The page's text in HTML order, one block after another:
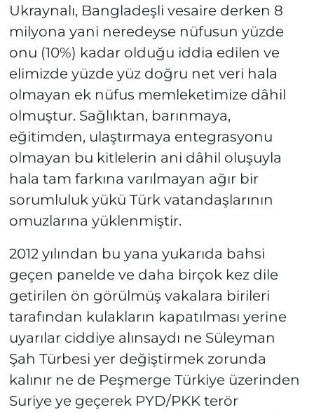
Ukraynalı, Bangladeşli vesaire derken 8
milyona yani neredeyse nüfusun yüzde
onu (10%) kadar olduğu iddia edilen ve
elimizde yüzde yüz doğru net veri hala
olmayan ek nüfus memleketimize dâhil
olmuştur. Sağlıktan, barınmaya,
eğitimden, ulaştırmaya entegrasyonu
olmayan bu kitlelerin ani dâhil oluşuyla
hala tam farkına varılmayan ağır bir
sorumluluk yükü Türk vatandaşlarının
omuzlarına yüklenmiştir.
2012 yılından bu yana yukarıda bahsi
geçen panelde ve daha birçok kez dile
getirilen ön görülmüş vakalara birileri
tarafından kulakların kapatılması yerine
uyarılar ciddiye alınsaydı ne Süleyman
Şah Türbesi yer değiştirmek zorunda
kalınır ne de Peşmerge Türkiye üzerinden
Suriye ye geçerek PYD/PKK terör